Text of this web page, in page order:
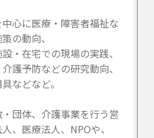
心に医療・障害者福祉な
の動向、
・在宅での現場の実践、
護予防などの研究動向、
などなど。
団体、介護事業を行う営
、医療法人、NPOや、